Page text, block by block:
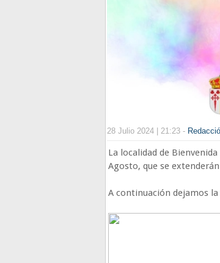
28 Julio 2024 | 21:23 -
La localidad de
Agosto, que se
A continuación dejamos